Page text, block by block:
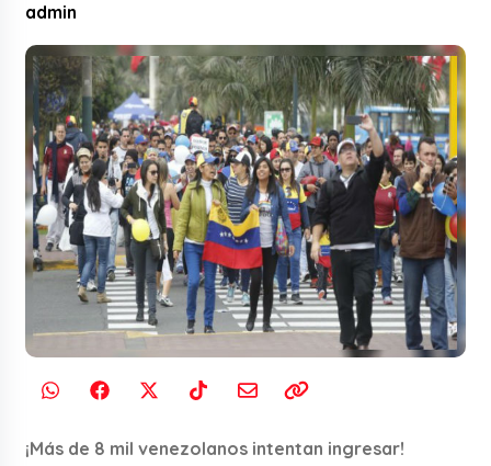
admin
¡Más de 8 mil venezolanos intentan ingresar!